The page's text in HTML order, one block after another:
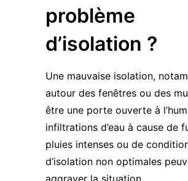
problème
d’isolation ?
Une mauvaise isolation,
autour des fenêtres ou des
être une porte ouverte à
infiltrations d’eau à cause de
pluies intenses ou de
d’isolation non optimales
aggraver la situation.